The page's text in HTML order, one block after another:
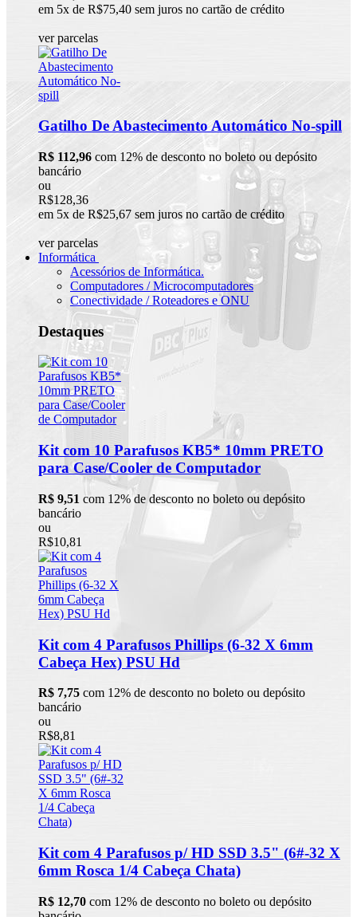
em 5x de R$75,40 sem juros no cartão de crédito
ver parcelas
Gatilho De Abastecimento Automático No-spill
R$ 112,96 com 12% de desconto no boleto ou depósito
bancário
ou
R$128,36
em 5x de R$25,67 sem juros no cartão de crédito
ver parcelas
Informática
Acessórios de Informática.
Computadores / Microcomputadores
Conectividade / Roteadores e ONU
Destaques
Kit com 10 Parafusos KB5* 10mm PRETO
para Case/Cooler de Computador
R$ 9,51 com 12% de desconto no boleto ou depósito
bancário
ou
R$10,81
Kit com 4 Parafusos Phillips (6-32 X 6mm
Cabeça Hex) PSU Hd
R$ 7,75 com 12% de desconto no boleto ou depósito
bancário
ou
R$8,81
Kit com 4 Parafusos p/ HD SSD 3.5" (6#-32 X
6mm Rosca 1/4 Cabeça Chata)
R$ 12,70 com 12% de desconto no boleto ou depósito